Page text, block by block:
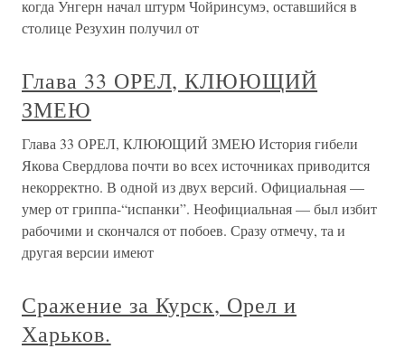
когда Унгерн начал штурм Чойринсумэ, оставшийся в
столице Резухин получил от
Глава 33 ОРЕЛ, КЛЮЮЩИЙ
ЗМЕЮ
Глава 33 ОРЕЛ, КЛЮЮЩИЙ ЗМЕЮ История гибели
Якова Свердлова почти во всех источниках приводится
некорректно. В одной из двух версий. Официальная —
умер от гриппа-“испанки”. Неофициальная — был избит
рабочими и скончался от побоев. Сразу отмечу, та и
другая версии имеют
Сражение за Курск, Орел и
Харьков.